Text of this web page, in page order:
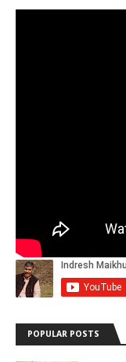
POPULAR POSTS